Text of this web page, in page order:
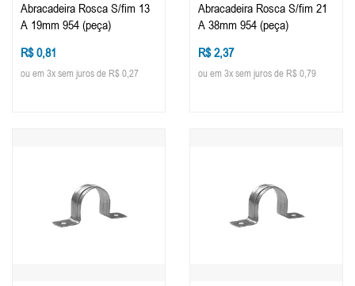
Abracadeira Rosca S/fim 13
A 19mm 954 (peça)
R$ 0,81
ou em 3x sem juros de R$ 0,27
Abracadeira Rosca S/fim 21
A 38mm 954 (peça)
R$ 2,37
ou em 3x sem juros de R$ 0,79